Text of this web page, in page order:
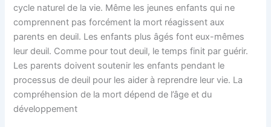
cycle naturel de la vie. Même les jeunes enfants qui ne
comprennent pas forcément la mort réagissent aux
parents en deuil. Les enfants plus âgés font eux-mêmes
leur deuil. Comme pour tout deuil, le temps finit par guérir.
Les parents doivent soutenir les enfants pendant le
processus de deuil pour les aider à reprendre leur vie. La
compréhension de la mort dépend de l’âge et du
développement